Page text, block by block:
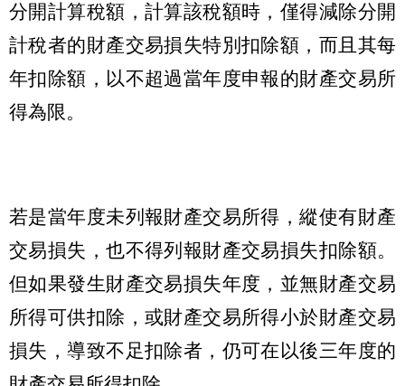
分開計算稅額，計算該稅額時，僅得減除分開
計稅者的財產交易損失特別扣除額，而且其每
年扣除額，以不超過當年度申報的財產交易所
得為限。
若是當年度未列報財產交易所得，縱使有財產
交易損失，也不得列報財產交易損失扣除額。
但如果發生財產交易損失年度，並無財產交易
所得可供扣除，或財產交易所得小於財產交易
損失，導致不足扣除者，仍可在以後三年度的